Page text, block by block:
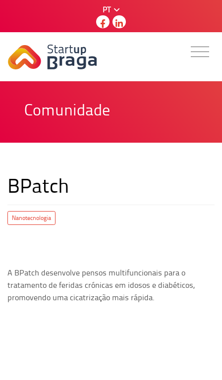
PT
Comunidade
BPatch
Nanotecnologia
A BPatch desenvolve pensos multifuncionais para o
tratamento de feridas crónicas em idosos e diabéticos,
promovendo uma cicatrização mais rápida.